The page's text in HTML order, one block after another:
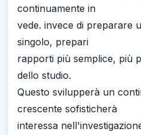
continuamente in
vede. invece di preparare
singolo, prepari
rapporti più semplice, più
dello studio.
Questo svilupperà un
crescente sofisticherà
interessa